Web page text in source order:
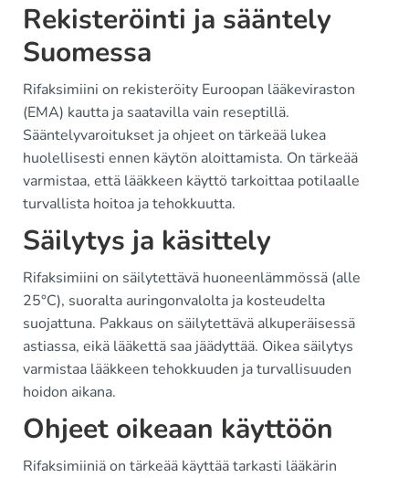
Rekisteröinti ja sääntely
Suomessa
Rifaksimiini on rekisteröity Euroopan lääkeviraston
(EMA) kautta ja saatavilla vain reseptillä.
Sääntelyvaroitukset ja ohjeet on tärkeää lukea
huolellisesti ennen käytön aloittamista. On tärkeää
varmistaa, että lääkkeen käyttö tarkoittaa potilaalle
turvallista hoitoa ja tehokkuutta.
Säilytys ja käsittely
Rifaksimiini on säilytettävä huoneenlämmössä (alle
25°C), suoralta auringonvalolta ja kosteudelta
suojattuna. Pakkaus on säilytettävä alkuperäisessä
astiassa, eikä lääkettä saa jäädyttää. Oikea säilytys
varmistaa lääkkeen tehokkuuden ja turvallisuuden
hoidon aikana.
Ohjeet oikeaan käyttöön
Rifaksimiiniä on tärkeää käyttää tarkasti lääkärin